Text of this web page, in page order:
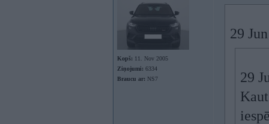
Kopš: 11. Nov 2005
Ziņojumi: 6334
Braucu ar: NS7
29
29